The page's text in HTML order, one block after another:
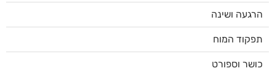
הרגעה ושינה
תפקוד המוח
כושר וספורט